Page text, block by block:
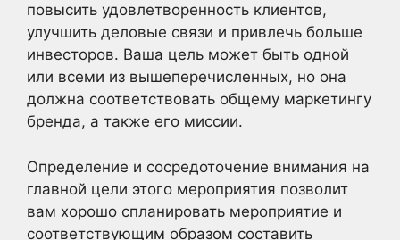
повысить удовлетворенность клиентов,
улучшить деловые связи и привлечь больше
инвесторов. Ваша цель может быть одной
или всеми из вышеперечисленных, но она
должна соответствовать общему маркетингу
бренда, а также его миссии.
Определение и сосредоточение внимания на
главной цели этого мероприятия позволит
вам хорошо спланировать мероприятие и
соответствующим образом составить